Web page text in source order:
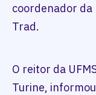
coordenador da
Trad.
O reitor da
Turine,